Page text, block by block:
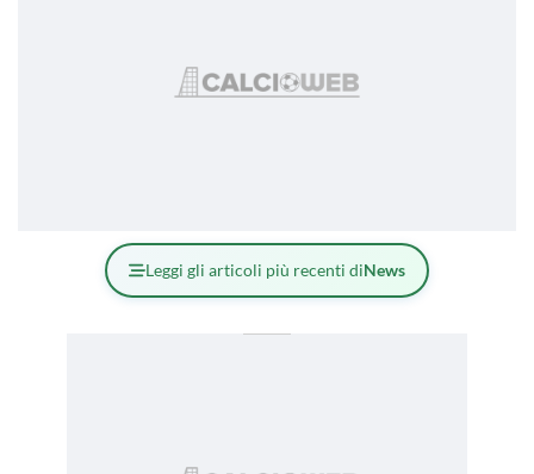
Leggi gli articoli più recenti diNews